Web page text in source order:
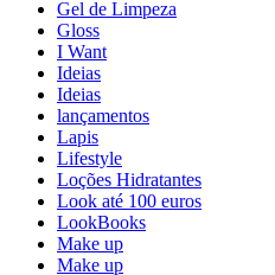
Gel de Limpeza
Gloss
I Want
Ideias
Ideias
lançamentos
Lapis
Lifestyle
Loções Hidratantes
Look até 100 euros
LookBooks
Make up
Make up